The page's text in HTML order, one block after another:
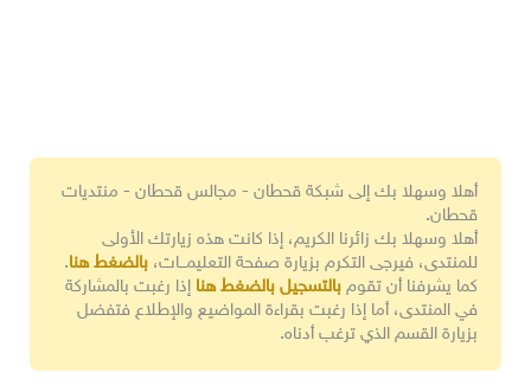
أهلا وسهلا بك إلى شبكة قحطان - مجالس قحطان - منتديات
قحطان.
أهلا وسهلا بك زائرنا الكريم، إذا كانت هذه زيارتك الأولى
للمنتدى، فيرجى التكرم بزيارة صفحة التعليمـــات، بالضغط هنا.
كما يشرفنا أن تقوم بالتسجيل بالضغط هنا إذا رغبت بالمشاركة
في المنتدى، أما إذا رغبت بقراءة المواضيع والإطلاع فتفضل
بزيارة القسم الذي ترغب أدناه.